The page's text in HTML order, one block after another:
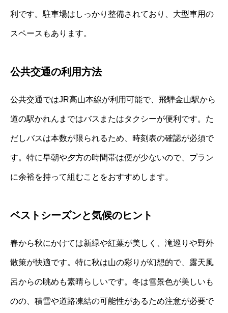
利です。駐車場はしっかり整備されており、大型車用の
スペースもあります。
公共交通の利用方法
公共交通ではJR高山本線が利用可能で、飛騨金山駅から
道の駅かれんまではバスまたはタクシーが便利です。た
だしバスは本数が限られるため、時刻表の確認が必須で
す。特に早朝や夕方の時間帯は便が少ないので、プラン
に余裕を持って組むことをおすすめします。
ベストシーズンと気候のヒント
春から秋にかけては新緑や紅葉が美しく、滝巡りや野外
散策が快適です。特に秋は山の彩りが幻想的で、露天風
呂からの眺めも素晴らしいです。冬は雪景色が美しいも
のの、積雪や道路凍結の可能性があるため注意が必要で